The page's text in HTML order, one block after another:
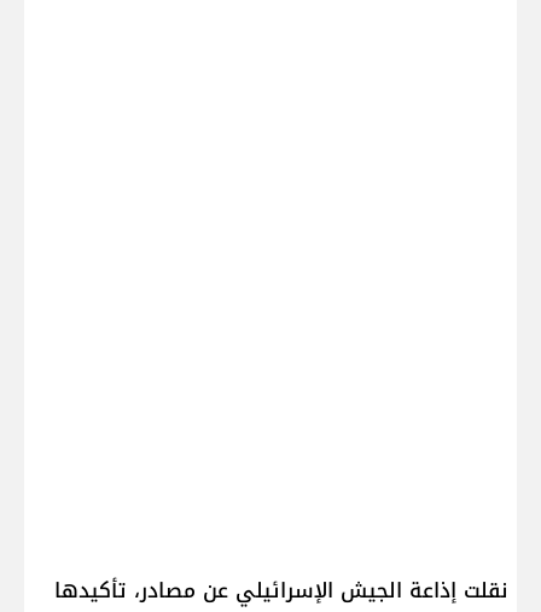
نقلت إذاعة ​الجيش الإسرائيلي​ عن مصادر، تأكيدها